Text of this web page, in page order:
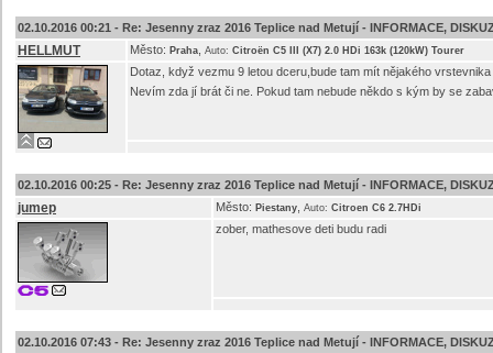
02.10.2016 00:21 - Re: Jesenny zraz 2016 Teplice nad Metují - INFORMACE,
HELLMUT Město: Praha Auto: Citroën C5 III (X7) 2.0 HDi 163k (120kW) Tourer
Dotaz, když vezmu 9 letou dceru,bude tam mít nějakého
Nevím zda jí brát či ne. Pokud tam nebude někdo s kým by se
02.10.2016 00:25 - Re: Jesenny zraz 2016 Teplice nad Metují - INFORMACE,
jumep Město: Piestany Auto: Citroen C6 2.7HDi
zober, mathesove deti budu radi
02.10.2016 07:43 - Re: Jesenny zraz 2016 Teplice nad Metují - INFORMACE,